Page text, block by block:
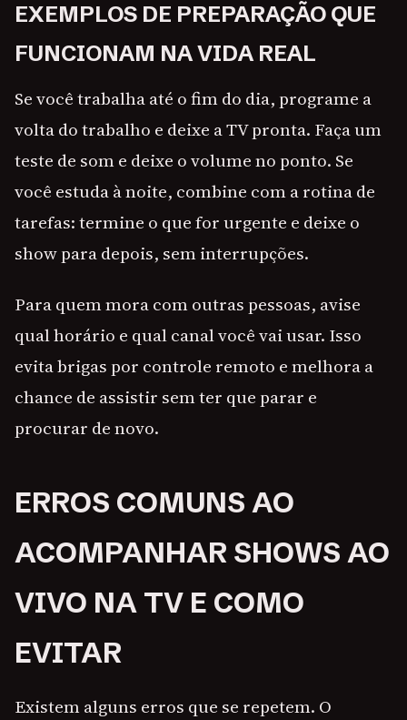
EXEMPLOS DE PREPARAÇÃO QUE
FUNCIONAM NA VIDA REAL
Se você trabalha até o fim do dia, programe a
volta do trabalho e deixe a TV pronta. Faça um
teste de som e deixe o volume no ponto. Se
você estuda à noite, combine com a rotina de
tarefas: termine o que for urgente e deixe o
show para depois, sem interrupções.
Para quem mora com outras pessoas, avise
qual horário e qual canal você vai usar. Isso
evita brigas por controle remoto e melhora a
chance de assistir sem ter que parar e
procurar de novo.
ERROS COMUNS AO
ACOMPANHAR SHOWS AO
VIVO NA TV E COMO
EVITAR
Existem alguns erros que se repetem. O